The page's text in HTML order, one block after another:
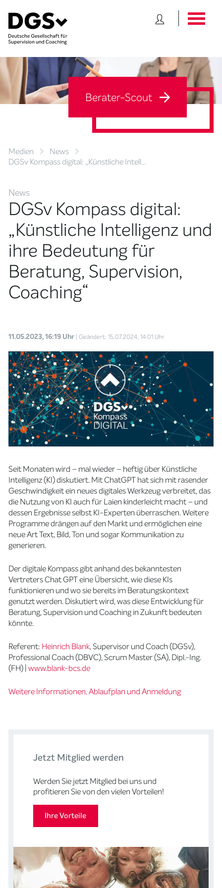
Medien
News
DGSv Kompass digital: „Künstliche Intell…
Berater-Scout
News
DGSv Kompass digital:
„Künstliche Intelligenz und
ihre Bedeutung für
Beratung, Supervision,
Coaching“
11.05.2023, 16:19 Uhr | Geändert: 15.07.2024, 14:01 Uhr
Seit Monaten wird – mal wieder – heftig über Künstliche
Intelligenz (KI) diskutiert. Mit ChatGPT hat sich mit rasender
Geschwindigkeit ein neues digitales Werkzeug verbreitet, das
die Nutzung von KI auch für Laien kinderleicht macht – und
dessen Ergebnisse selbst KI-Experten überraschen. Weitere
Programme drängen auf den Markt und ermöglichen eine
neue Art Text, Bild, Ton und sogar Kommunikation zu
generieren.
Der digitale Kompass gibt anhand des bekanntesten
Vertreters Chat GPT eine Übersicht, wie diese KIs
funktionieren und wo sie bereits im Beratungskontext
genutzt werden. Diskutiert wird, was diese Entwicklung für
Beratung, Supervision und Coaching in Zukunft bedeuten
könnte.
Referent: Heinrich Blank, Supervisor und Coach (DGSv),
Professional Coach (DBVC), Scrum Master (SA), Dipl.-Ing.
(FH) |www.blank-bcs.de
Weitere Informationen, Ablaufplan und Anmeldung
Jetzt Mitglied werden
Werden Sie jetzt Mitglied bei uns und
profitieren Sie von den vielen Vorteilen!
Ihre Vorteile